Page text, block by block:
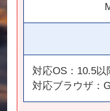
対応OS：10.5以
対応ブラウザ：